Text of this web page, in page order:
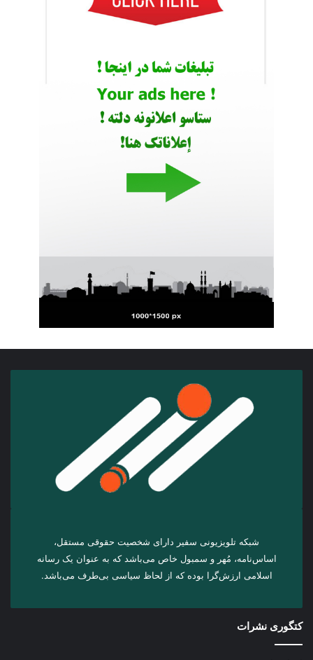
شبکه تلویزیونی سفیر دارای شخصیت حقوقی مستقل،
اساس‌نامه، مُهر و سمبول خاص می‌باشد که به عنوان یک رسانه
اسلامی ارزش‌گرا بوده که از لحاظ سیاسی بی‌طرف می‌باشد.
کتگوری نشرات